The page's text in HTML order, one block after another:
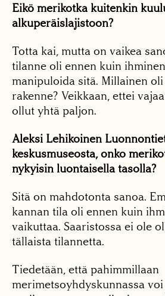
Eikö merikotka kuitenkin
alkuperäislajistoon?
Totta kai, mutta on vaikea
tilanne oli ennen kuin
manipuloida sitä. Millainen
rakenne? Veikkaan, ettei
ollut yhtä paljon.
Aleksi Lehikoinen
keskusmuseosta, onko
nykyisin luontaisella tasolla?
Sitä on mahdotonta sanoa.
kannan tila oli ennen kuin
vaikuttaa. Saaristossa ei ole
tällaista tilannetta.
Tiedetään, että pahimmillaan
merimetsoyhdyskunnassa